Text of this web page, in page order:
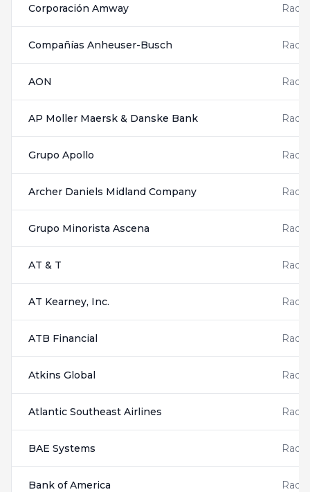
Corporación Amway
Compañías Anheuser-Busch
AON
AP Moller Maersk & Danske Bank
Grupo Apollo
Archer Daniels Midland Company
Grupo Minorista Ascena
AT & T
AT Kearney, Inc.
ATB Financial
Atkins Global
Atlantic Southeast Airlines
BAE Systems
Bank of America